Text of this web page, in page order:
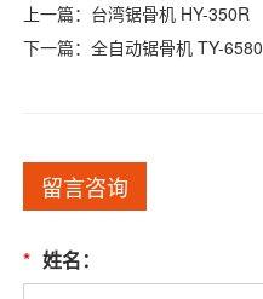
上一篇： 台湾锯骨机 HY-350R
下一篇：全自动锯骨机 TY-6580
留言咨询
* 姓名：